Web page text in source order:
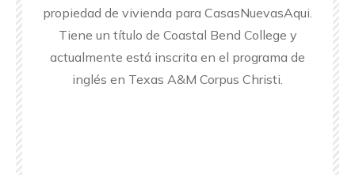
propiedad de vivienda para CasasNuevasAqui.
Tiene un título de Coastal Bend College y
actualmente está inscrita en el programa de
inglés en Texas A&M Corpus Christi.